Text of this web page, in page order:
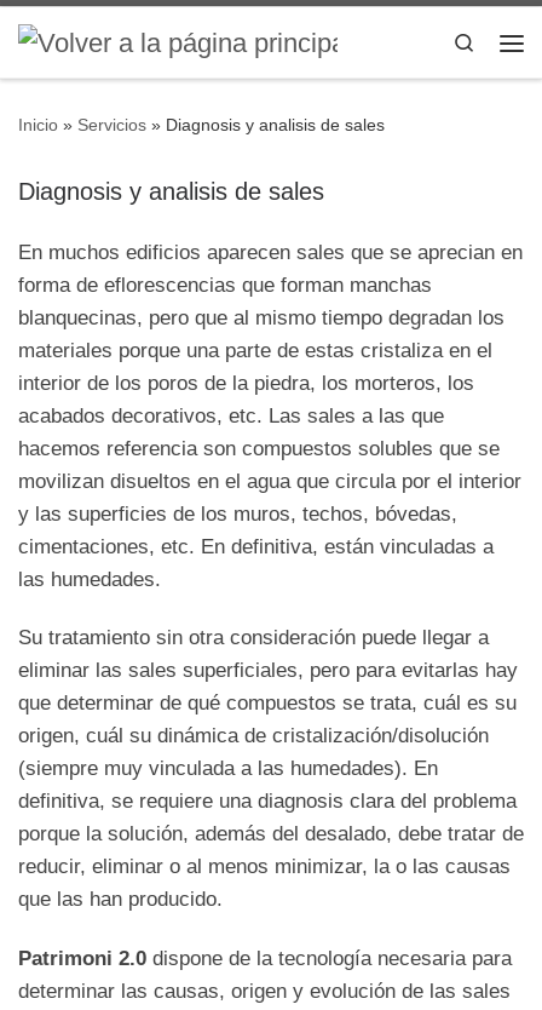
Saltar al contenido
Search
Inicio » Servicios » Diagnosis y analisis de sales
Diagnosis y analisis de sales
En muchos edificios aparecen sales que se aprecian en
forma de eflorescencias que forman manchas
blanquecinas, pero que al mismo tiempo degradan los
materiales porque una parte de estas cristaliza en el
interior de los poros de la piedra, los morteros, los
acabados decorativos, etc. Las sales a las que
hacemos referencia son compuestos solubles que se
movilizan disueltos en el agua que circula por el interior
y las superficies de los muros, techos, bóvedas,
cimentaciones, etc. En definitiva, están vinculadas a
las humedades.
Su tratamiento sin otra consideración puede llegar a
eliminar las sales superficiales, pero para evitarlas hay
que determinar de qué compuestos se trata, cuál es su
origen, cuál su dinámica de cristalización/disolución
(siempre muy vinculada a las humedades). En
definitiva, se requiere una diagnosis clara del problema
porque la solución, además del desalado, debe tratar de
reducir, eliminar o al menos minimizar, la o las causas
que las han producido.
Patrimoni 2.0 dispone de la tecnología necesaria para
determinar las causas, origen y evolución de las sales